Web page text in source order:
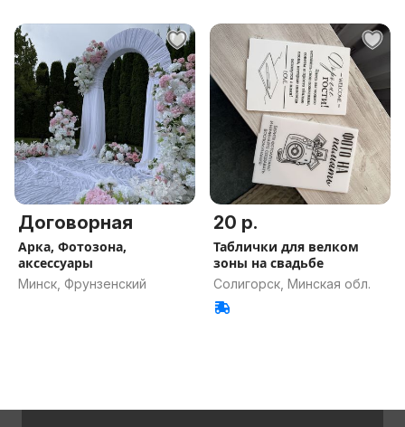
Договорная
Арка, Фотозона,
аксессуары
Минск, Фрунзенский
20 р.
Таблички для велком
зоны на свадьбе
Солигорск, Минская обл.